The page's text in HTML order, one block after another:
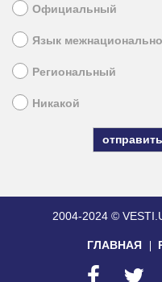
Официальный
Язык
Региональный
Никакой
2004-2024 ©
ГЛАВНАЯ